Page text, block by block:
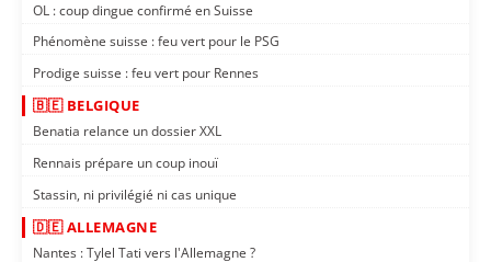
OL : coup dingue confirmé en Suisse
Phénomène suisse : feu vert pour le PSG
Prodige suisse : feu vert pour Rennes
🇧🇪 BELGIQUE
Benatia relance un dossier XXL
Rennais prépare un coup inouï
Stassin, ni privilégié ni cas unique
🇩🇪 ALLEMAGNE
Nantes : Tylel Tati vers l'Allemagne ?